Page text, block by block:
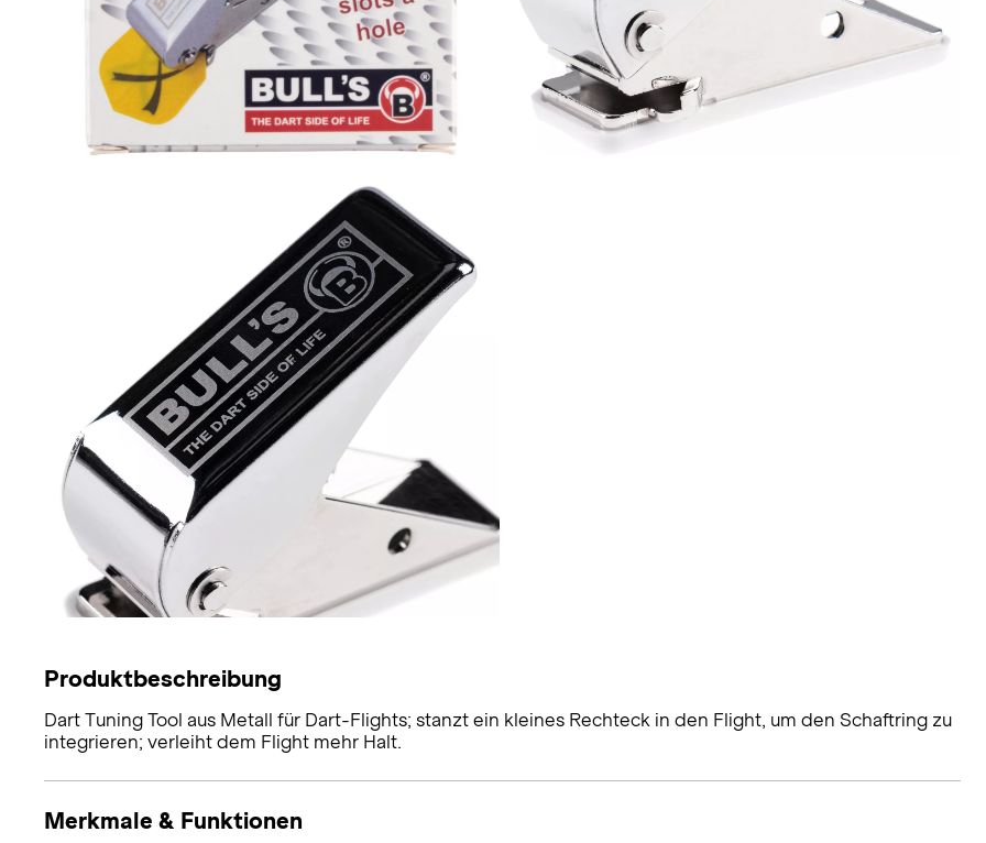
Produktbeschreibung
Dart Tuning Tool aus Metall für Dart-Flights; stanzt ein kleines Rechteck in den Flight, um den Schaftring zu
integrieren; verleiht dem Flight mehr Halt.
Merkmale & Funktionen